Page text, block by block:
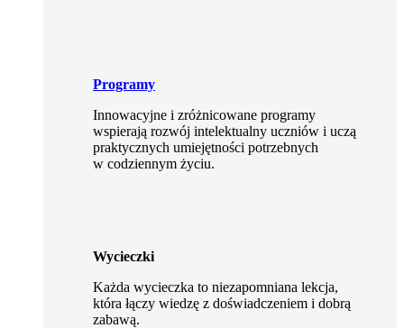
Programy
Innowacyjne i zróżnicowane programy
wspierają rozwój intelektualny uczniów i uczą
praktycznych umiejętności potrzebnych
w codziennym życiu.
Wycieczki
Każda wycieczka to niezapomniana lekcja,
która łączy wiedzę z doświadczeniem i dobrą
zabawą.